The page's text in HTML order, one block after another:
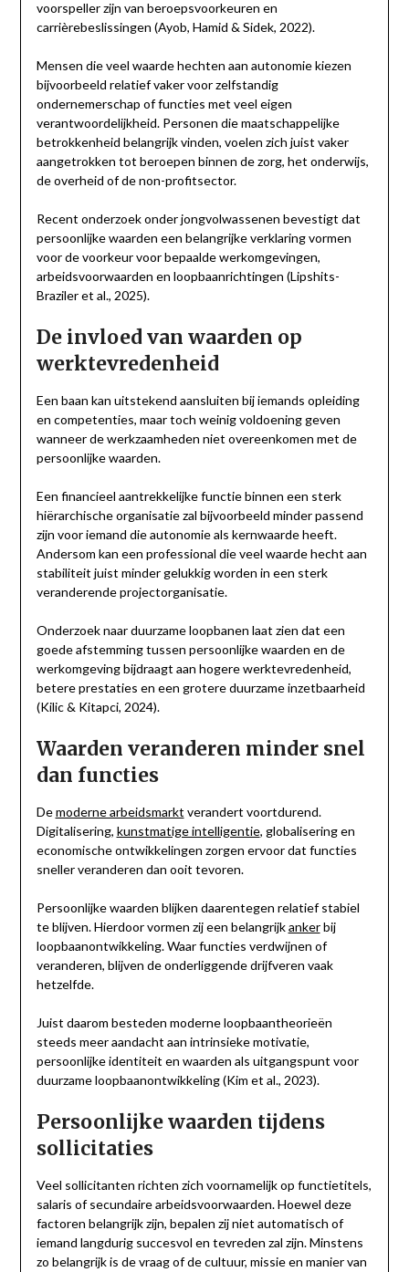
voorspeller zijn van beroepsvoorkeuren en
carrièrebeslissingen (Ayob, Hamid & Sidek, 2022).
Mensen die veel waarde hechten aan autonomie kiezen
bijvoorbeeld relatief vaker voor zelfstandig
ondernemerschap of functies met veel eigen
verantwoordelijkheid. Personen die maatschappelijke
betrokkenheid belangrijk vinden, voelen zich juist vaker
aangetrokken tot beroepen binnen de zorg, het onderwijs,
de overheid of de non-profitsector.
Recent onderzoek onder jongvolwassenen bevestigt dat
persoonlijke waarden een belangrijke verklaring vormen
voor de voorkeur voor bepaalde werkomgevingen,
arbeidsvoorwaarden en loopbaanrichtingen (Lipshits-
Braziler et al., 2025).
De invloed van waarden op
werktevredenheid
Een baan kan uitstekend aansluiten bij iemands opleiding
en competenties, maar toch weinig voldoening geven
wanneer de werkzaamheden niet overeenkomen met de
persoonlijke waarden.
Een financieel aantrekkelijke functie binnen een sterk
hiërarchische organisatie zal bijvoorbeeld minder passend
zijn voor iemand die autonomie als kernwaarde heeft.
Andersom kan een professional die veel waarde hecht aan
stabiliteit juist minder gelukkig worden in een sterk
veranderende projectorganisatie.
Onderzoek naar duurzame loopbanen laat zien dat een
goede afstemming tussen persoonlijke waarden en de
werkomgeving bijdraagt aan hogere werktevredenheid,
betere prestaties en een grotere duurzame inzetbaarheid
(Kilic & Kitapci, 2024).
Waarden veranderen minder snel
dan functies
Demoderne arbeidsmarkt verandert voortdurend.
Digitalisering, kunstmatige intelligentie, globalisering en
economische ontwikkelingen zorgen ervoor dat functies
sneller veranderen dan ooit tevoren.
Persoonlijke waarden blijken daarentegen relatief stabiel
te blijven. Hierdoor vormen zij een belangrijkankerbij
loopbaanontwikkeling. Waar functies verdwijnen of
veranderen, blijven de onderliggende drijfveren vaak
hetzelfde.
Juist daarom besteden moderne loopbaantheorieën
steeds meer aandacht aan intrinsieke motivatie,
persoonlijke identiteit en waarden als uitgangspunt voor
duurzame loopbaanontwikkeling (Kim et al., 2023).
Persoonlijke waarden tijdens
sollicitaties
Veel sollicitanten richten zich voornamelijk op functietitels,
salaris of secundaire arbeidsvoorwaarden. Hoewel deze
factoren belangrijk zijn, bepalen zij niet automatisch of
iemand langdurig succesvol en tevreden zal zijn. Minstens
zo belangrijk is de vraag of de cultuur, missie en manier van